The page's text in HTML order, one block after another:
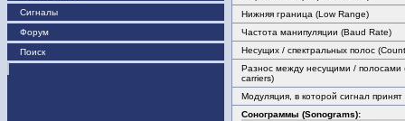
Сигналы
Форум
Поиск
Нижняя граница (Low Range)
Частота манипуляции (Baud Rate)
Несущих / спектральных полос
Разнос между несущими / полосами
carriers)
Модуляция, в которой сигнал принят
Сонограммы (Sonograms):